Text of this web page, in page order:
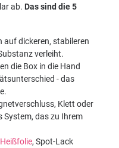
ab. Das sind die 5
auf dickeren, stabileren
verleiht.
die Box in die Hand
- das
Klett oder
System, das zu Ihrem
Heißfolie, Spot-Lack